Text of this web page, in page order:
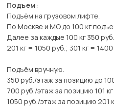
Подъем:
Подъём на грузовом лифте.
По Москве и МО до 100 кг
Далее за каждые 100 кг 350
201 кг = 1050 руб.; 301 кг =
Подъём вручную.
350 руб./этаж за позицию до
700 руб./этаж за позицию 101 кг
1050 руб./этаж за позицию 201